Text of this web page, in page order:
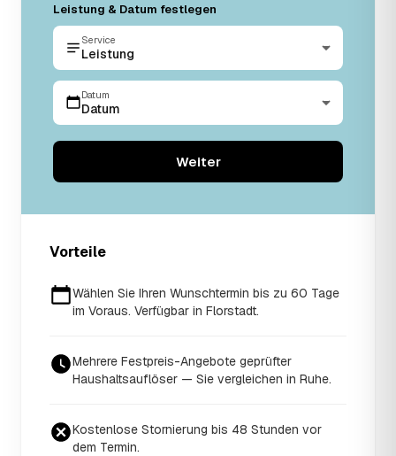
Leistung & Datum festlegen
Service
Leistung
Datum
Datum
Weiter
Vorteile
Wählen Sie Ihren Wunschtermin bis zu 60 Tage
im Voraus. Verfügbar in Florstadt.
Mehrere Festpreis-Angebote geprüfter
Haushaltsauflöser — Sie vergleichen in Ruhe.
Kostenlose Stornierung bis 48 Stunden vor
dem Termin.